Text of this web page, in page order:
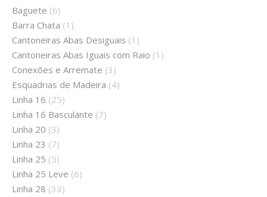
Baguete (6)
Barra Chata (1)
Cantoneiras Abas Desiguais (1)
Cantoneiras Abas Iguais com Raio (1)
Conexões e Arremate (3)
Esquadrias de Madeira (4)
Linha 16 (25)
Linha 16 Basculante (7)
Linha 20 (3)
Linha 23 (7)
Linha 25 (5)
Linha 25 Leve (6)
Linha 28 (33)